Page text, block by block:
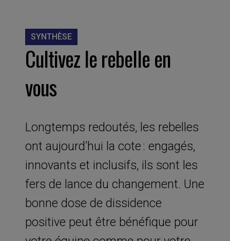
SYNTHÈSE
Cultivez le rebelle en
vous
Longtemps redoutés, les rebelles
ont aujourd’hui la cote : engagés,
innovants et inclusifs, ils sont les
fers de lance du changement. Une
bonne dose de dissidence
positive peut être bénéfique pour